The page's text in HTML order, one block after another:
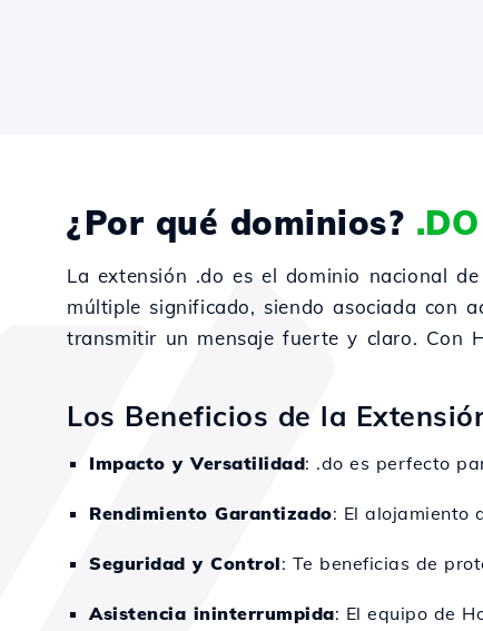
¿Por qué dominios? .DO
La extensión .do es el dominio nacional
múltiple significado, siendo asociada con
transmitir un mensaje fuerte y claro. Con
Los Beneficios de la
Impacto y Versatilidad: .do es perfecto
Rendimiento Garantizado: El alojamiento
Seguridad y Control: Te beneficias de
Asistencia ininterrumpida: El equipo de